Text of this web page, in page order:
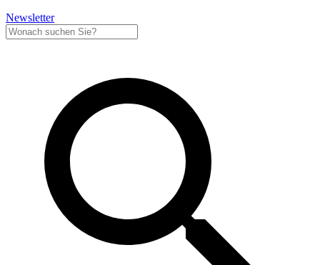
Newsletter